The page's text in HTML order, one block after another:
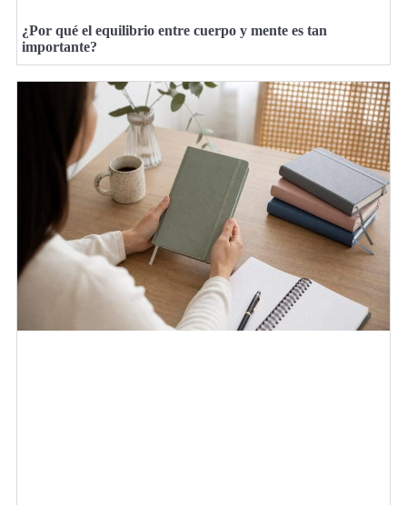
¿Por qué el equilibrio entre cuerpo y mente es tan
importante?